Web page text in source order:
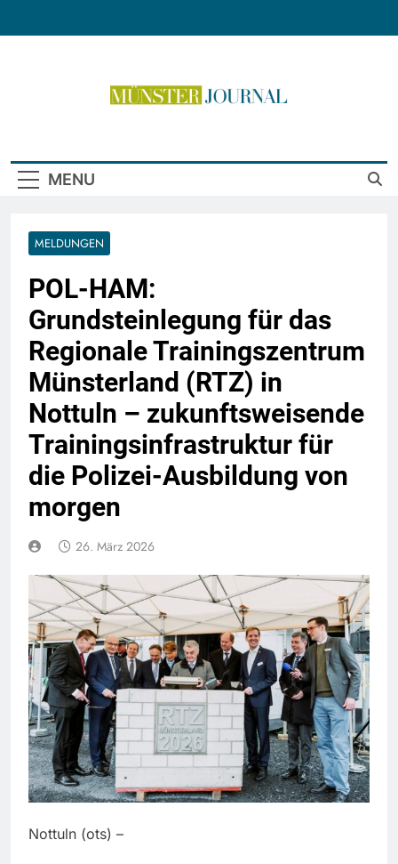
MENU
MELDUNGEN
POL-HAM:
Grundsteinlegung für das
Regionale Trainingszentrum
Münsterland (RTZ) in
Nottuln – zukunftsweisende
Trainingsinfrastruktur für
die Polizei-Ausbildung von
morgen
26. März 2026
Nottuln (ots) –